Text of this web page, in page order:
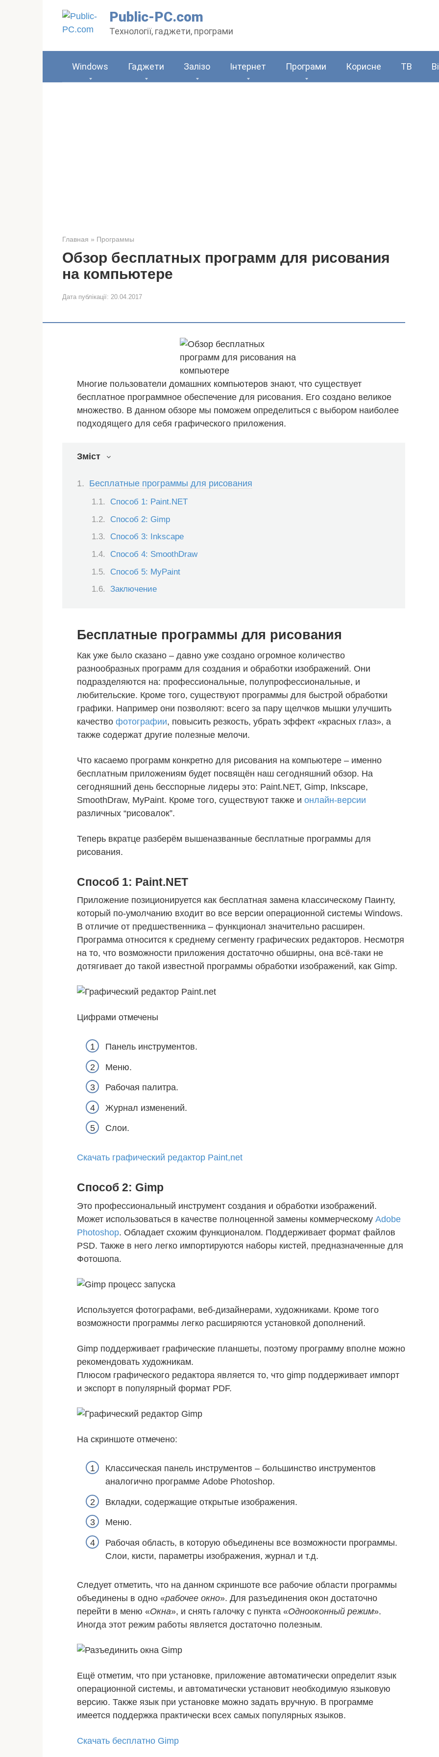
Public-PC.com
Технології, гаджети, програми
Windows Гаджети Залізо Інтернет Програми Корисне ТВ
Главная » Программы
Обзор бесплатных программ для рисования
на компьютере
Дата публікації: 20.04.2017
Многие пользователи домашних компьютеров знают, что существует
бесплатное программное обеспечение для рисования. Его создано великое
множество. В данном обзоре мы поможем определиться с выбором наиболее
подходящего для себя графического приложения.
Зміст
Бесплатные программы для рисования
Способ 1: Paint.NET
Способ 2: Gimp
Способ 3: Inkscape
Способ 4: SmoothDraw
Способ 5: MyPaint
Заключение
Бесплатные программы для рисования
Как уже было сказано – давно уже создано огромное количество
разнообразных программ для создания и обработки изображений. Они
подразделяются на: профессиональные, полупрофессиональные, и
любительские. Кроме того, существуют программы для быстрой обработки
графики. Например они позволяют: всего за пару щелчков мышки улучшить
качество фотографии, повысить резкость, убрать эффект «красных глаз», а
также содержат другие полезные мелочи.
Что касаемо программ конкретно для рисования на компьютере – именно
бесплатным приложениям будет посвящён наш сегодняшний обзор. На
сегодняшний день бесспорные лидеры это: Paint.NET, Gimp, Inkscape,
SmoothDraw, MyPaint. Кроме того, существуют также и онлайн-версии
различных “рисовалок”.
Теперь вкратце разберём вышеназванные бесплатные программы для
рисования.
Способ 1: Paint.NET
Приложение позиционируется как бесплатная замена классическому Паинту,
который по-умолчанию входит во все версии операционной системы Windows.
В отличие от предшественника – функционал значительно расширен.
Программа относится к среднему сегменту графических редакторов. Несмотря
на то, что возможности приложения достаточно обширны, она всё-таки не
дотягивает до такой известной программы обработки изображений, как Gimp.
Цифрами отмечены
Панель инструментов.
Меню.
Рабочая палитра.
Журнал изменений.
Слои.
Скачать графический редактор Paint,net
Способ 2: Gimp
Это профессиональный инструмент создания и обработки изображений.
Может использоваться в качестве полноценной замены коммерческому Adobe
Photoshop. Обладает схожим функционалом. Поддерживает формат файлов
PSD. Также в него легко импортируются наборы кистей, предназначенные для
Фотошопа.
Используется фотографами, веб-дизайнерами, художниками. Кроме того
возможности программы легко расширяются установкой дополнений.
Gimp поддерживает графические планшеты, поэтому программу вполне можно
рекомендовать художникам.
Плюсом графического редактора является то, что gimp поддерживает импорт
и экспорт в популярный формат PDF.
На скриншоте отмечено:
Классическая панель инструментов – большинство инструментов
аналогично программе Adobe Photoshop.
Вкладки, содержащие открытые изображения.
Меню.
Рабочая область, в которую объединены все возможности программы.
Слои, кисти, параметры изображения, журнал и т.д.
Следует отметить, что на данном скриншоте все рабочие области программы
объединены в одно «рабочее окно». Для разъединения окон достаточно
перейти в меню «Окна», и снять галочку с пункта «Однооконный режим».
Иногда этот режим работы является достаточно полезным.
Ещё отметим, что при установке, приложение автоматически определит язык
операционной системы, и автоматически установит необходимую языковую
версию. Также язык при установке можно задать вручную. В программе
имеется поддержка практически всех самых популярных языков.
Скачать бесплатно Gimp